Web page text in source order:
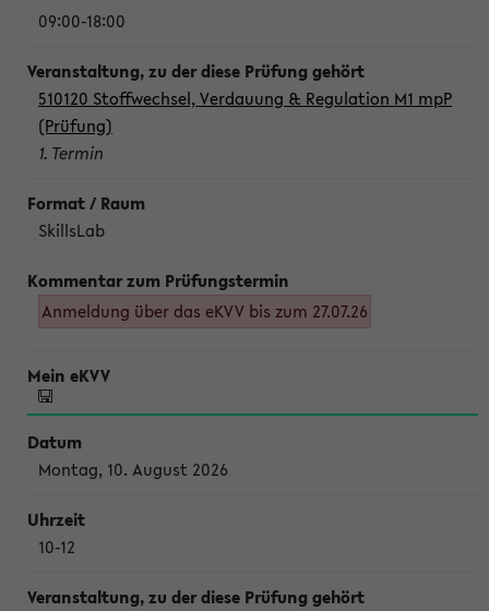
09:00-18:00
510120 Stoffwechsel, Verdauung & Regulation M1 mpP
(Prüfung)
1. Termin
SkillsLab
Anmeldung über das eKVV bis zum 27.07.26
Montag, 10. August 2026
10-12